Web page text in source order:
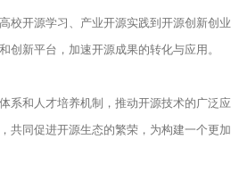
校开源学习、产业开源实践到开源创新创业
新平台，加速开源成果的转化与应用。
系和人才培养机制，推动开源技术的广泛应
共同促进开源生态的繁荣，为构建一个更加